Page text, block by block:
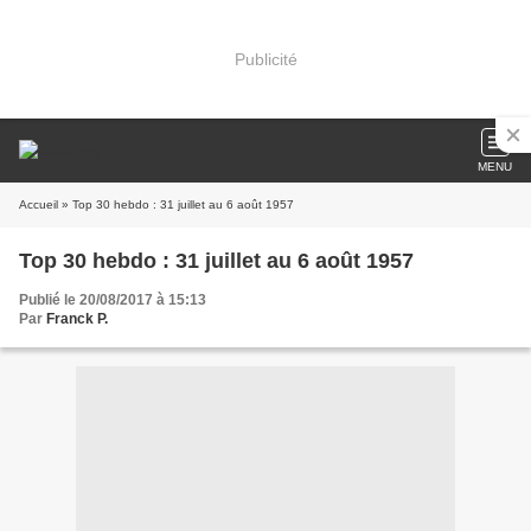
Publicité
MENU
Accueil » Top 30 hebdo : 31 juillet au 6 août 1957
Top 30 hebdo : 31 juillet au 6 août 1957
Publié le 20/08/2017 à 15:13
Par Franck P.